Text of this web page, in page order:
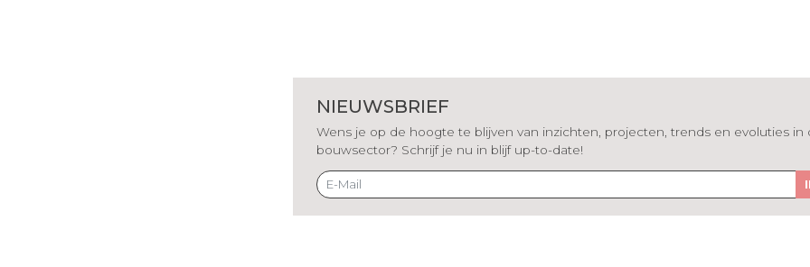
NIEUWSBRIEF
Wens je op de hoogte te blijven van inzichten, projecten, trends en evoluties in
bouwsector? Schrijf je nu in blijf up-to-date!